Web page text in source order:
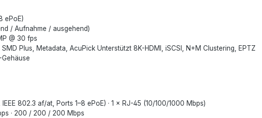
ePoE)
/ Aufnahme / ausgehend)
@ 30 fps
Plus, Metadata, AcuPick Unterstützt 8K-HDMI, iSCSI, N+M Clustering, EPTZ
802.3 af/at, Ports 1–8 ePoE) · 1 × RJ-45 (10/100/1000 Mbps)
· 200 / 200 / 200 Mbps